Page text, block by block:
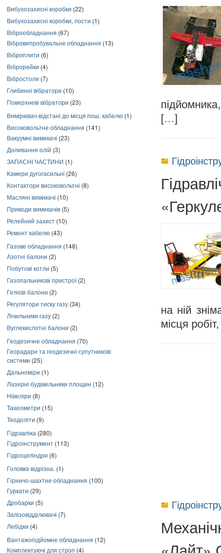
Вибухозахисні коробки (22)
Вибухозахисні коробки, пости (1)
Віброобладнання (67)
Вібровипробувальне обладнання (13)
Віброплити (6)
Віброрейки (4)
Вібростоли (7)
Глибинні вібратори (10)
Поверхневі вібратори (23)
Вимірювач відстані до місця пош. кабелю (1)
Високовольтне обладнання (141)
Вакуумні вимикачі (23)
Доливання олій (3)
ЗАПАСНІ ЧАСТИНИ (1)
Камери дугогасильні (26)
Контактори високовольтні (8)
Масляні вимикачі (10)
Приводи вимикачів (5)
Релейний захист (10)
Ремонт кабелю (43)
Газове обладнання (148)
Азотні балони (2)
Побутові котли (5)
Газопальникові пристрої(2)
Гелієві балони (2)
Регулятори тиску газу (34)
Лічильники газу (2)
Вуглекислотні балони (2)
Геодезичне обладнання (70)
Георадари та геодезичні супутникові
системи (25)
Дальноміри (1)
Лазерні будівельники площин (12)
Нівеліри (8)
Тахеометри (15)
Теодоліти (9)
Гідравліка (280)
Гідроінструмент (113)
Гідроциліндри (6)
Головка відрізна. (1)
Гірничо-шахтне обладнання (100)
Гуркати (29)
Дробарки (5)
Залізовідділювачі (7)
Лебідки (4)
Вантажопідйомне обладнання (12)
Комплектуючі для строп (4)
[…]
на ній
місця